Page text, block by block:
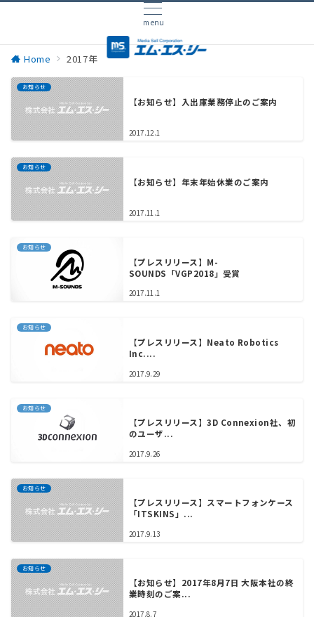
menu
Home 2017年
お知らせ
【お知らせ】入出庫業務停止のご案内
2017.12.1
お知らせ
【お知らせ】年末年始休業のご案内
2017.11.1
お知らせ
【プレスリリース】M-
SOUNDS「VGP2018」受賞
2017.11.1
お知らせ
【プレスリリース】Neato Robotics
Inc....
2017.9.29
お知らせ
【プレスリリース】3D Connexion社、初
のユーザ...
2017.9.26
お知らせ
【プレスリリース】スマートフォンケース
「ITSKINS」...
2017.9.13
お知らせ
【お知らせ】2017年8月7日 大阪本社の終
業時刻のご案...
2017.8.7